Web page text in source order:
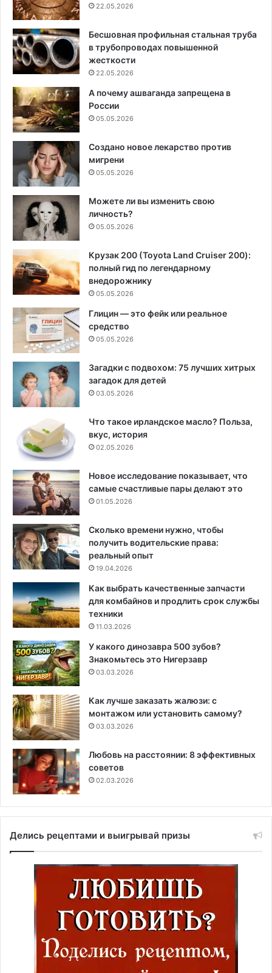
22.05.2026
Бесшовная профильная стальная труба
в трубопроводах повышенной
жесткости
22.05.2026
А почему ашваганда запрещена в
России
05.05.2026
Создано новое лекарство против
мигрени
05.05.2026
Можете ли вы изменить свою
личность?
05.05.2026
Крузак 200 (Toyota Land Cruiser 200):
полный гид по легендарному
внедорожнику
05.05.2026
Глицин — это фейк или реальное
средство
05.05.2026
Загадки с подвохом: 75 лучших хитрых
загадок для детей
03.05.2026
Что такое ирландское масло? Польза,
вкус, история
02.05.2026
Новое исследование показывает, что
самые счастливые пары делают это
01.05.2026
Сколько времени нужно, чтобы
получить водительские права:
реальный опыт
19.04.2026
Как выбрать качественные запчасти
для комбайнов и продлить срок службы
техники
11.03.2026
У какого динозавра 500 зубов?
Знакомьтесь это Нигерзавр
03.03.2026
Как лучше заказать жалюзи: с
монтажом или установить самому?
03.03.2026
Любовь на расстоянии: 8 эффективных
советов
02.03.2026
Делись рецептами и выигрывай призы